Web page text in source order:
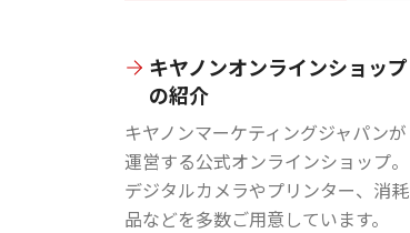
キヤノンオンラインショップ
の紹介
キヤノンマーケティングジャパンが
運営する公式オンラインショップ。
デジタルカメラやプリンター、消耗
品などを多数ご用意しています。